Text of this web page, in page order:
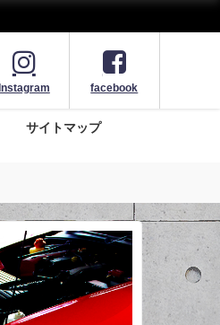
Instagram facebook
サイトマップ